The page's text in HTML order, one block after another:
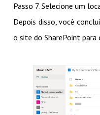
Passo 7. Selecione um
Depois disso, você
o site do SharePoint para